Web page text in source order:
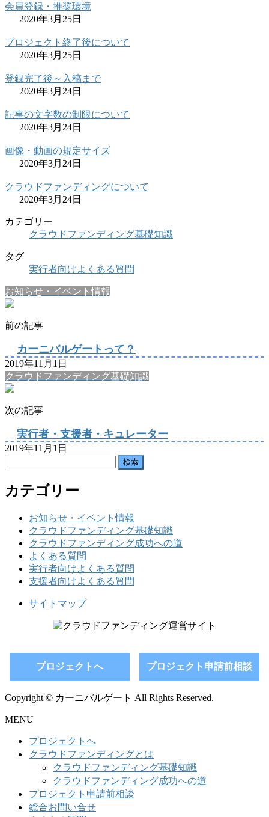
会員登録・推奨環境
2020年3月25日
プロジェクト終了後について
2020年3月25日
登録完了後～入稿まで
2020年3月24日
記事の文字数の制限について
2020年3月24日
画像・動画の規定サイズ
2020年3月24日
クラウドファンディングについて
2020年3月24日
カテゴリー
クラウドファンディング基礎知識
タグ
実行者向けよくある質問
お知らせ・イベント情報
前の記事
カーニバルゲートって？
2019年11月1日
クラウドファンディング基礎知識
次の記事
実行者・支援者・キュレーター
2019年11月1日
カテゴリー
お知らせ・イベント情報
クラウドファンディング基礎知識
クラウドファンディング成功への道
よくある質問
実行者向けよくある質問
支援者向けよくある質問
サイトマップ
プロジェクトへ プロジェクト申請前相談
Copyright © カーニバルゲート All Rights Reserved.
MENU
プロジェクトへ
クラウドファンディングとは
クラウドファンディング基礎知識
クラウドファンディング成功への道
プロジェクト申請前相談
総合お問い合せ